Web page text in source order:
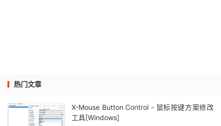
热门文章
X-Mouse Button Control - 鼠标按键方案修改
工具[Windows]